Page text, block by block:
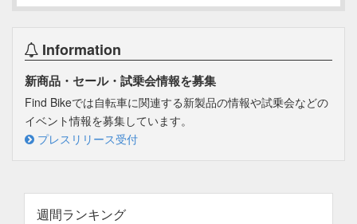
Information
新商品・セール・試乗会情報を募集
Find Bikeでは自転車に関連する新製品の情報や試乗会などの
イベント情報を募集しています。
プレスリリース受付
週間ランキング